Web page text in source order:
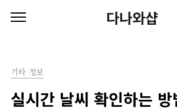
다나와샵
기타 정보
실시간 날씨 확인하는